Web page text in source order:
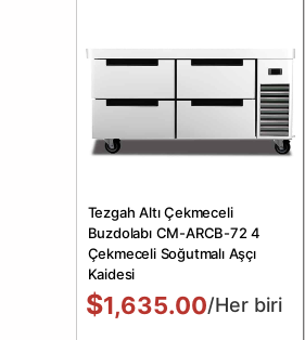
Tezgah Altı Çekmeceli
Buzdolabı CM-ARCB-72 4
Çekmeceli Soğutmalı Aşçı
Kaidesi
$1,635.00/Her biri